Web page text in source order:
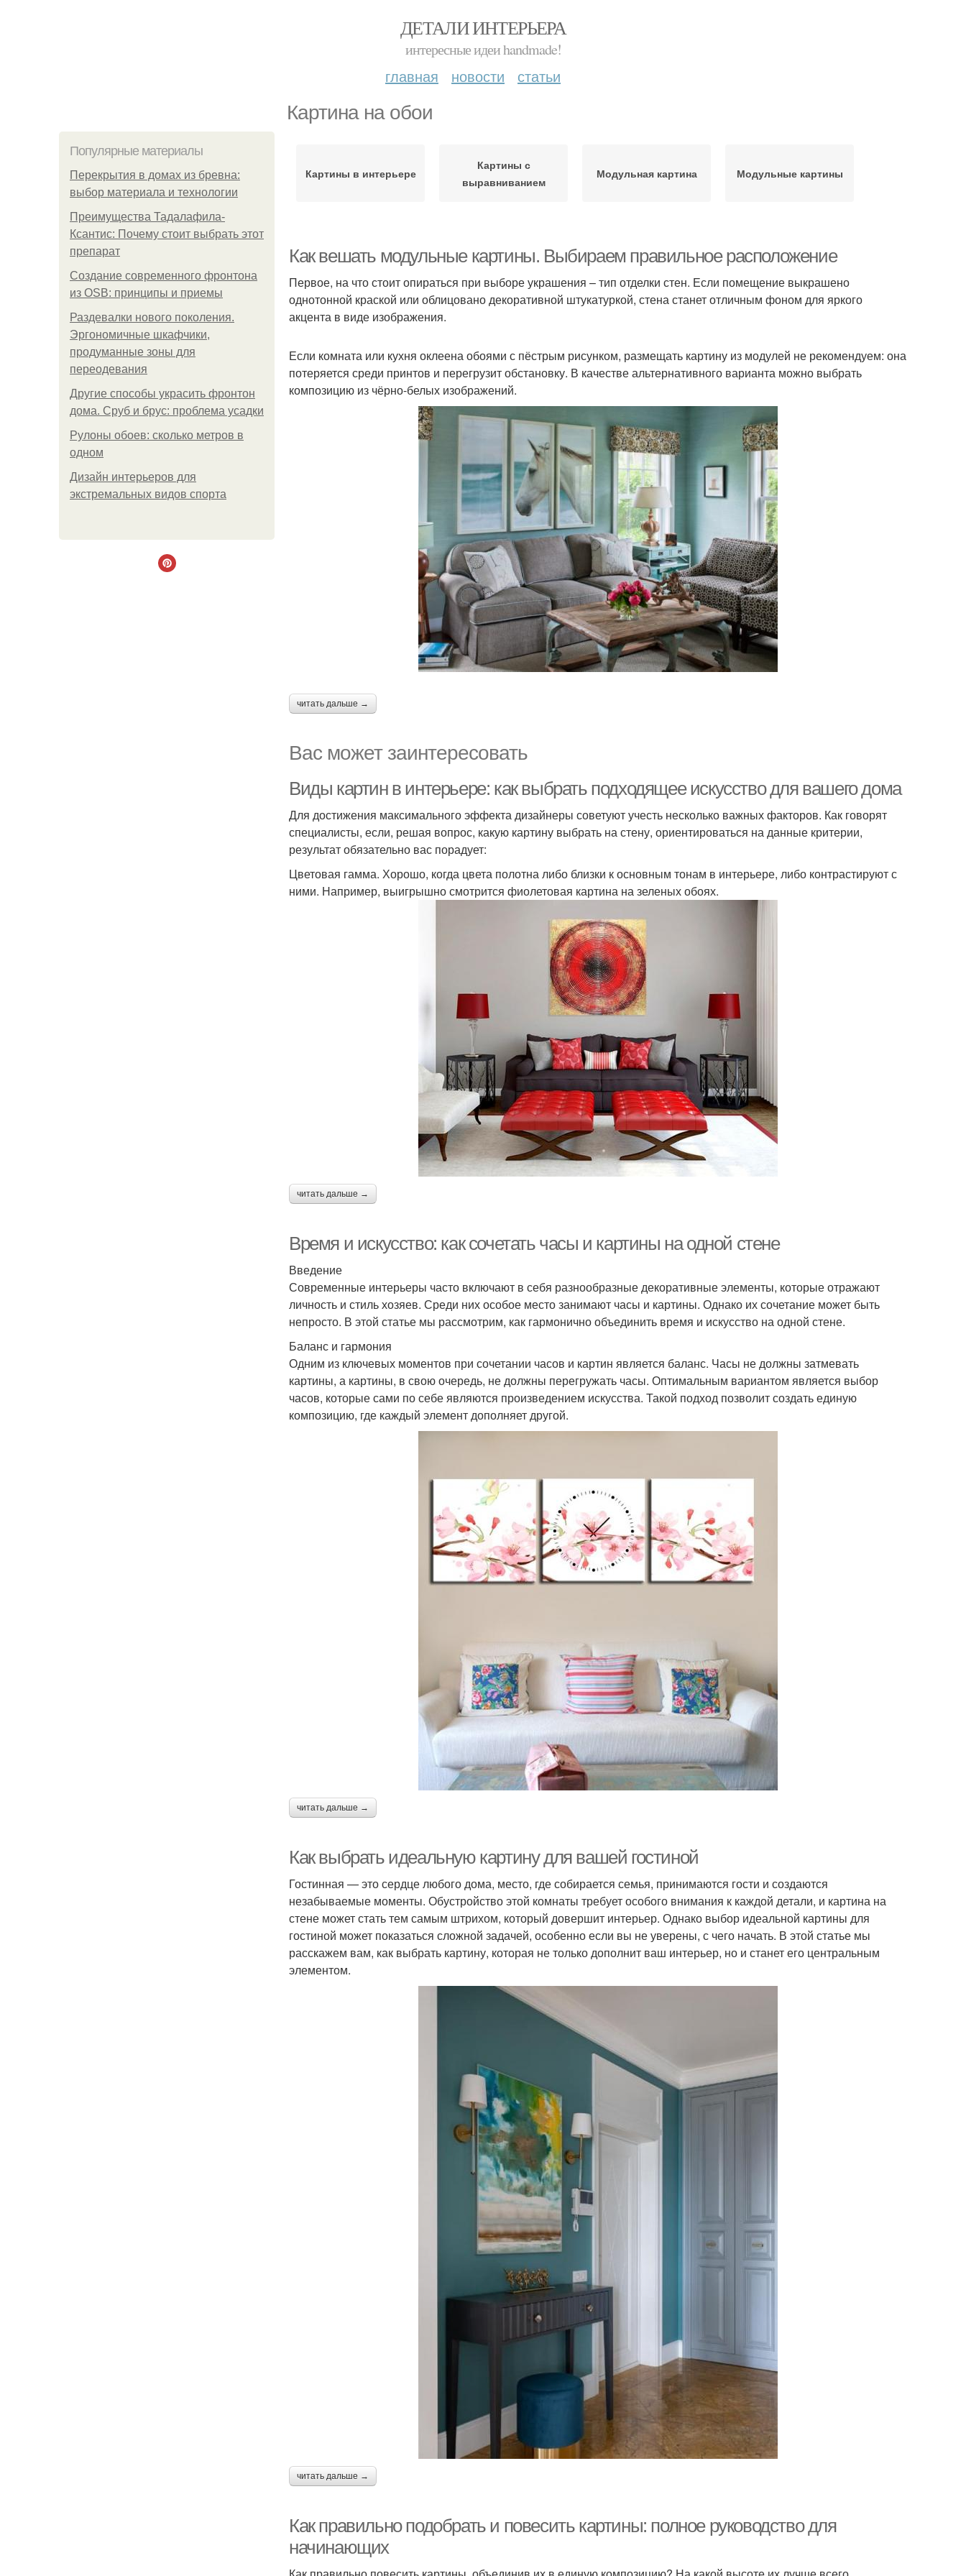
ДЕТАЛИ ИНТЕРЬЕРА
интересные идеи handmade!
главная новости статьи
Картина на обои
Популярные материалы
Перекрытия в домах из бревна:
выбор материала и технологии
Преимущества Тадалафила-
Ксантис: Почему стоит выбрать этот
препарат
Создание современного фронтона
из OSB: принципы и приемы
Раздевалки нового поколения.
Эргономичные шкафчики,
продуманные зоны для
переодевания
Другие способы украсить фронтон
дома. Сруб и брус: проблема усадки
Рулоны обоев: сколько метров в
одном
Дизайн интерьеров для
экстремальных видов спорта
Картины в интерьере
Картины с
выравниванием
Модульная картина Модульные картины
Как вешать модульные картины. Выбираем правильное расположение
Первое, на что стоит опираться при выборе украшения – тип отделки стен. Если помещение выкрашено
однотонной краской или облицовано декоративной штукатуркой, стена станет отличным фоном для яркого
акцента в виде изображения.
Если комната или кухня оклеена обоями с пёстрым рисунком, размещать картину из модулей не рекомендуем: она
потеряется среди принтов и перегрузит обстановку. В качестве альтернативного варианта можно выбрать
композицию из чёрно-белых изображений.
читать дальше →
Вас может заинтересовать
Виды картин в интерьере: как выбрать подходящее искусство для вашего дома
Для достижения максимального эффекта дизайнеры советуют учесть несколько важных факторов. Как говорят
специалисты, если, решая вопрос, какую картину выбрать на стену, ориентироваться на данные критерии,
результат обязательно вас порадует:
Цветовая гамма. Хорошо, когда цвета полотна либо близки к основным тонам в интерьере, либо контрастируют с
ними. Например, выигрышно смотрится фиолетовая картина на зеленых обоях.
читать дальше →
Время и искусство: как сочетать часы и картины на одной стене
Введение
Современные интерьеры часто включают в себя разнообразные декоративные элементы, которые отражают
личность и стиль хозяев. Среди них особое место занимают часы и картины. Однако их сочетание может быть
непросто. В этой статье мы рассмотрим, как гармонично объединить время и искусство на одной стене.
Баланс и гармония
Одним из ключевых моментов при сочетании часов и картин является баланс. Часы не должны затмевать
картины, а картины, в свою очередь, не должны перегружать часы. Оптимальным вариантом является выбор
часов, которые сами по себе являются произведением искусства. Такой подход позволит создать единую
композицию, где каждый элемент дополняет другой.
читать дальше →
Как выбрать идеальную картину для вашей гостиной
Гостинная — это сердце любого дома, место, где собирается семья, принимаются гости и создаются
незабываемые моменты. Обустройство этой комнаты требует особого внимания к каждой детали, и картина на
стене может стать тем самым штрихом, который довершит интерьер. Однако выбор идеальной картины для
гостиной может показаться сложной задачей, особенно если вы не уверены, с чего начать. В этой статье мы
расскажем вам, как выбрать картину, которая не только дополнит ваш интерьер, но и станет его центральным
элементом.
читать дальше →
Как правильно подобрать и повесить картины: полное руководство для
начинающих